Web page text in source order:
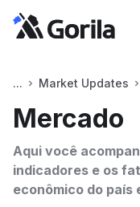
Market Updates
Mercado
Aqui você
indicadores e os
econômico do país